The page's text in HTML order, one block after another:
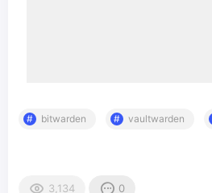
bitwarden vaultwarden
3,134 0